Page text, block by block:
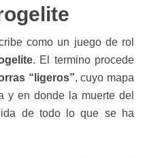
como un juego de rol
. El termino procede
“ligeros”, cuyo mapa
y en donde la muerte del
de todo lo que se ha